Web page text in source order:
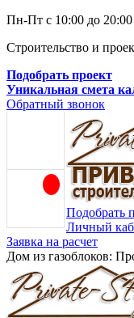
Пн-Пт с 10:00 до 20:00
Строительство и
Подобрать проект
Уникальная смета
Обратный звонок
Подобрать
Личный
Заявка на расчет
Дом из газоблоков: